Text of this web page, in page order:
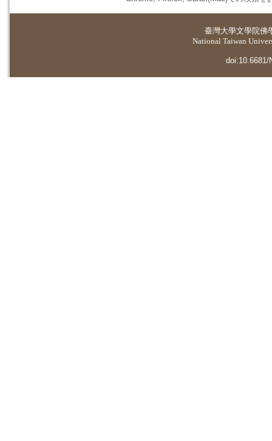
臺灣大學文學院佛
National Taiwan
doi:10.6681/